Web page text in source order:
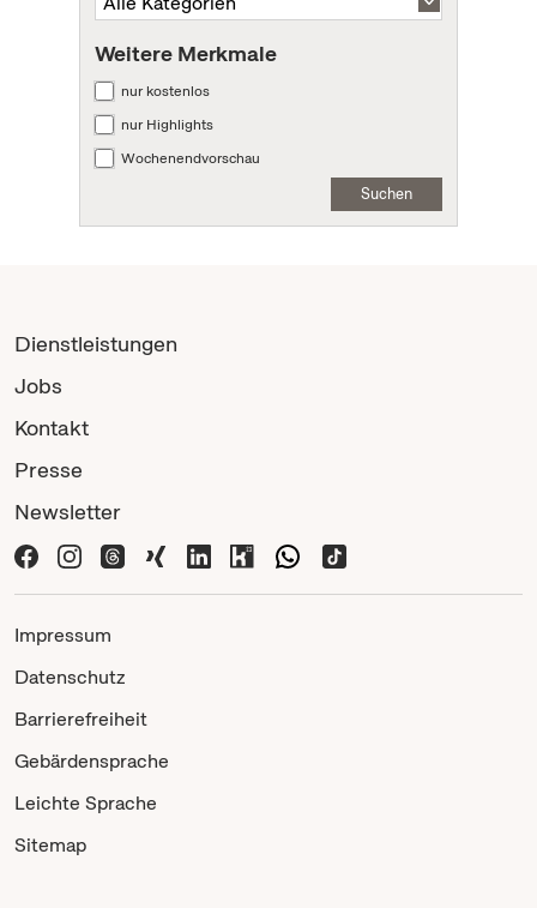
Weitere Merkmale
nur kostenlos
nur Highlights
Wochenendvorschau
Suchen
Dienstleistungen
Jobs
Kontakt
Presse
Newsletter
Impressum
Datenschutz
Barrierefreiheit
Gebärdensprache
Leichte Sprache
Sitemap